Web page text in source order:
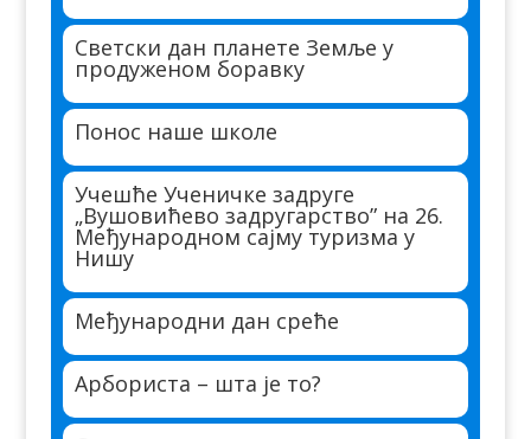
Светски дан планете Земље у
продуженом боравку
Понос наше школе
Учешће Ученичке задруге
„Вушовићево задругарство” на 26.
Међународном сајму туризма у
Нишу
Међународни дан среће
Арбориста – шта је то?